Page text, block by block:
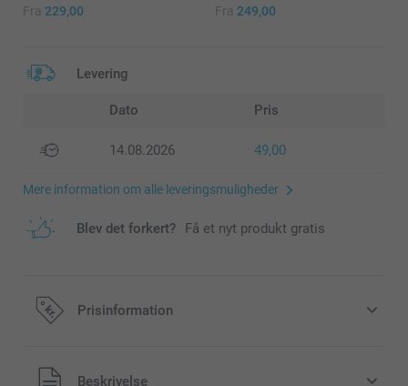
Fra 229,00 Fra 249,00
Levering
Dato Pris
14.08.2026 49,00
Mere information om alle leveringsmuligheder
Blev det forkert? Få et nyt produkt gratis
Prisinformation
Alle priser inklusive moms og uden
Beskrivelse